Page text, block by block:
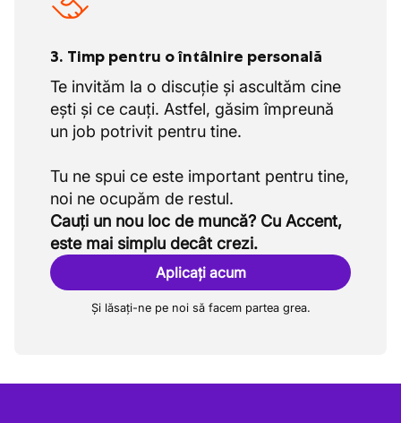
3. Timp pentru o întâlnire personală
Te invităm la o discuție și ascultăm cine
ești și ce cauți. Astfel, găsim împreună
un job potrivit pentru tine.
Tu ne spui ce este important pentru tine,
Cauți un nou loc de muncă? Cu Accent,
este mai simplu decât crezi.
Aplicați acum
Și lăsați-ne pe noi să facem partea grea.